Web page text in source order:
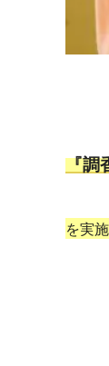
『調
を実